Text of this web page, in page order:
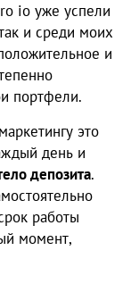
io уже успели
и среди моих
и
портфели.
это
день и
депозита.
работы
момент,